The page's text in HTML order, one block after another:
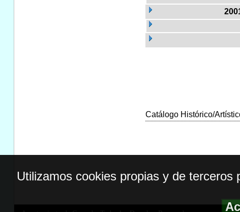
Catálogo Histórico/
Utilizamos cookies propias y de